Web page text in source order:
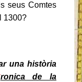
seus Comtes
1300?
una història
ronica de la